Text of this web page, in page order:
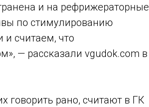
и на рефрижераторные
по стимулированию
и считаем, что
— рассказали vgudok.com в
говорить рано, считают в ГК